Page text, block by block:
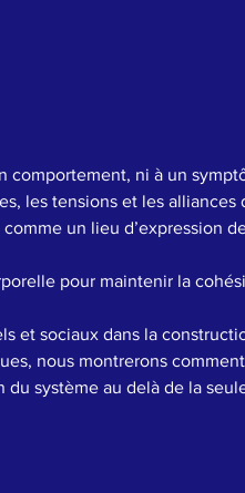
comportement, ni à un
les tensions et les alliances
un lieu d’expression
pour maintenir la
et sociaux dans la
nous montrerons
système au delà de la